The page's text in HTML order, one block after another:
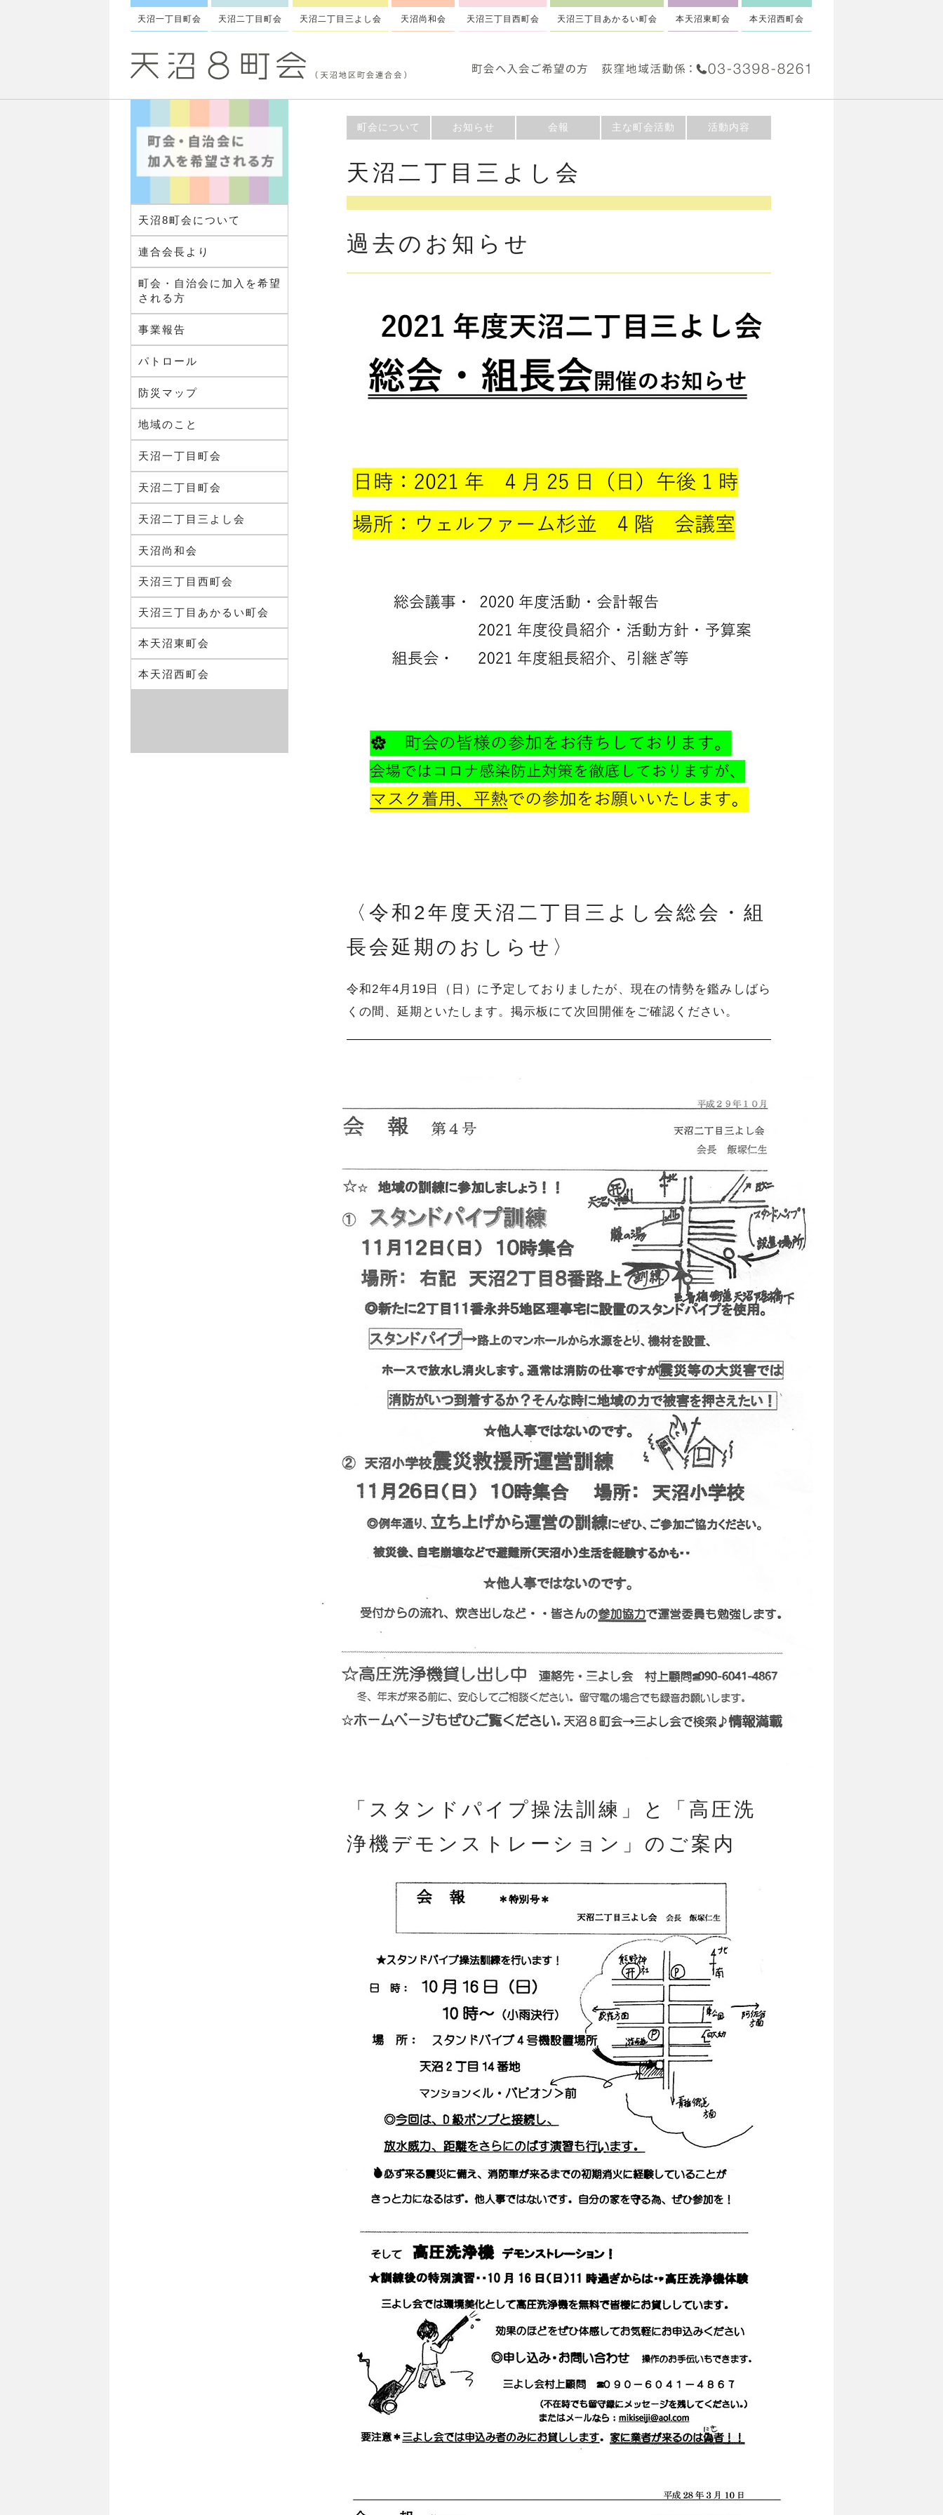
天沼一丁目町会 天沼二丁目町会 天沼二丁目三よし会 天沼尚和会 天沼三丁目西町会 天沼三丁目あかるい町会 本天沼東町会 本天沼西町会
天沼8町会について
連合会長より
町会・自治会に加入を希望
される方
事業報告
パトロール
防災マップ
地域のこと
天沼一丁目町会
天沼二丁目町会
天沼二丁目三よし会
天沼尚和会
天沼三丁目西町会
天沼三丁目あかるい町会
本天沼東町会
本天沼西町会
町会について お知らせ 会報 主な町会活動 活動内容
天沼二丁目三よし会
過去のお知らせ
〈令和2年度天沼二丁目三よし会総会・組
長会延期のおしらせ〉
令和2年4月19日（日）に予定しておりましたが、現在の情勢を鑑みしばら
くの間、延期といたします。掲示板にて次回開催をご確認ください。
「スタンドパイプ操法訓練」と「高圧洗
浄機デモンストレーション」のご案内